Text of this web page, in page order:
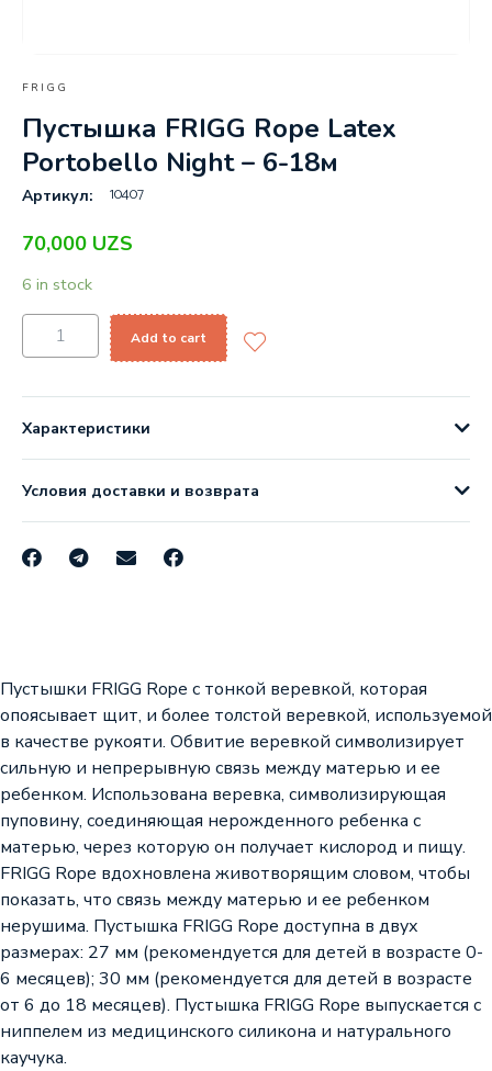
FRIGG
Пустышка FRIGG Rope Latex
Portobello Night – 6-18м
Артикул: 10407
70,000 UZS
6 in stock
Add to cart
Характеристики
Условия доставки и возврата
Пустышки FRIGG Rope с тонкой веревкой, которая
опоясывает щит, и более толстой веревкой, используемой
в качестве рукояти. Обвитие веревкой символизирует
сильную и непрерывную связь между матерью и ее
ребенком. Использована веревка, символизирующая
пуповину, соединяющая нерожденного ребенка с
матерью, через которую он получает кислород и пищу.
FRIGG Rope вдохновлена животворящим словом, чтобы
показать, что связь между матерью и ее ребенком
нерушима. Пустышка FRIGG Rope доступна в двух
размерах: 27 мм (рекомендуется для детей в возрасте 0-
6 месяцев); 30 мм (рекомендуется для детей в возрасте
от 6 до 18 месяцев). Пустышка FRIGG Rope выпускается с
ниппелем из медицинского силикона и натурального
каучука.